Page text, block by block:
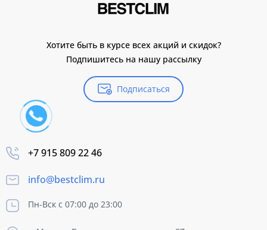
Хотите быть в курсе всех акций и скидок?
Подпишитесь на нашу рассылку
Подписаться
+7 915 809 22 46
info@bestclim.ru
Пн-Вск с 07:00 до 23:00